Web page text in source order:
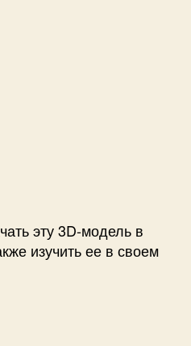
эту 3D-модель в
изучить ее в своем